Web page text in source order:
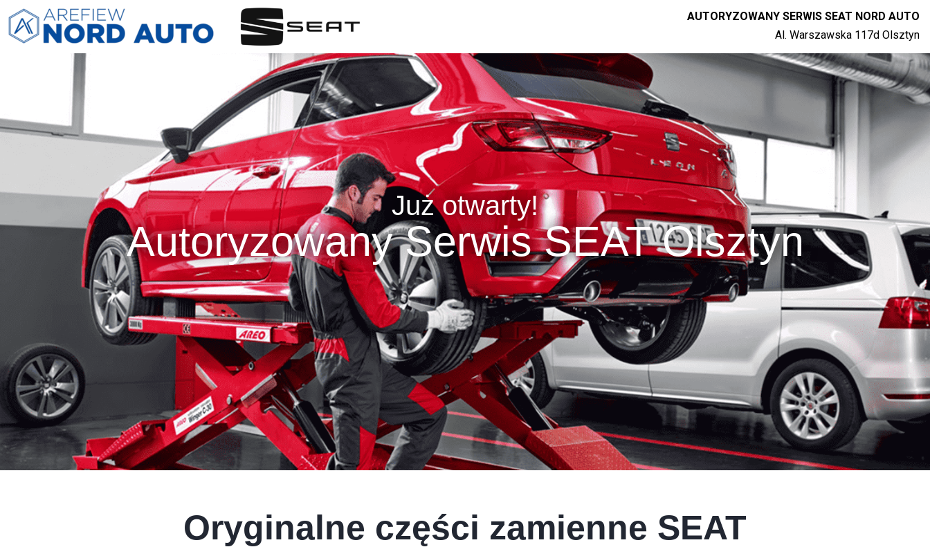
AUTORYZOWANY SERWIS SEAT NORD AUTO
Al. Warszawska 117d Olsztyn
Już otwarty!
Autoryzowany Serwis SEAT Olsztyn
Oryginalne części zamienne SEAT